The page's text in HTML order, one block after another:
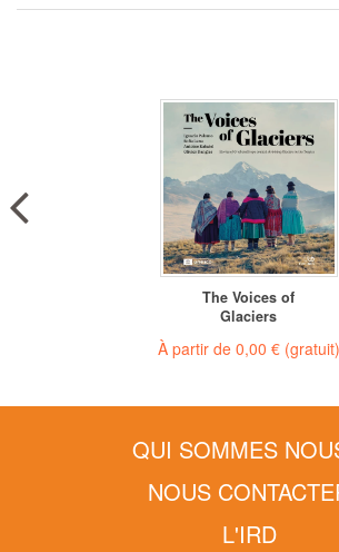
The Voices of
Glaciers
À partir de 0,00 € (gratuit)
QUI SOMMES
NOUS
L'IRD